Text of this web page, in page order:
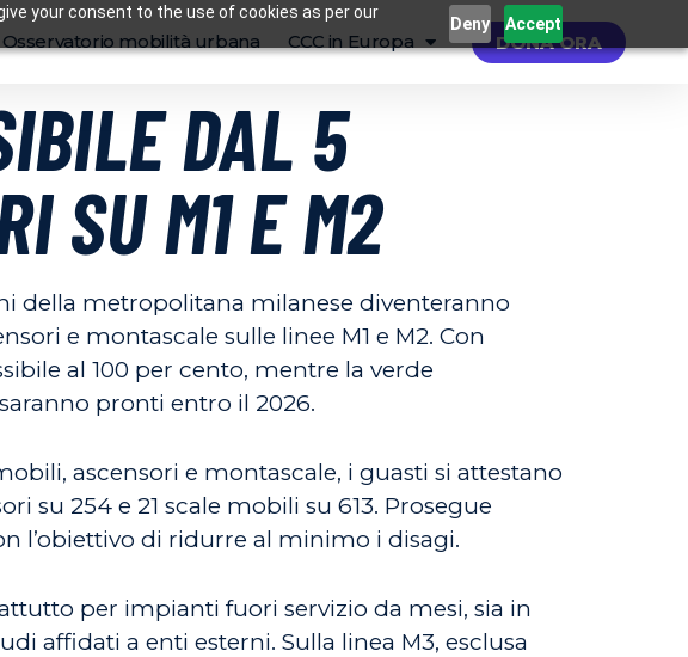
your consent to the use of cookies as per our
Deny Accept
Osservatorio mobilità urbana CCC in Europa DONA ORA
DAL 5
SU M1 E M2
della metropolitana milanese diventeranno
e montascale sulle linee M1 e M2. Con
al 100 per cento, mentre la verde
pronti entro il 2026.
ascensori e montascale, i guasti si attestano
su 254 e 21 scale mobili su 613. Prosegue
l’obiettivo di ridurre al minimo i disagi.
per impianti fuori servizio da mesi, sia in
affidati a enti esterni. Sulla linea M3, esclusa